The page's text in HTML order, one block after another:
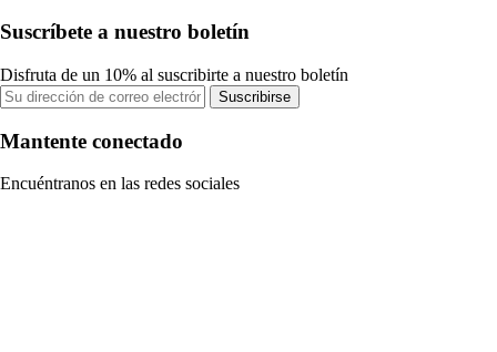
Suscríbete a nuestro boletín
Disfruta de un 10% al suscribirte a nuestro boletín
Suscribirse
Mantente conectado
Encuéntranos en las redes sociales